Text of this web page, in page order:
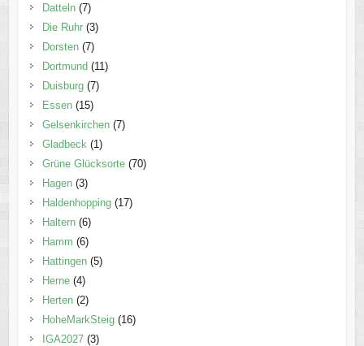
Datteln(7)
Die Ruhr(3)
Dorsten(7)
Dortmund(11)
Duisburg(7)
Essen(15)
Gelsenkirchen(7)
Gladbeck (1)
Grüne Glücksorte(70)
Hagen(3)
Haldenhopping(17)
Haltern(6)
Hamm (6)
Hattingen(5)
Herne(4)
Herten(2)
HoheMarkSteig(16)
IGA2027(3)